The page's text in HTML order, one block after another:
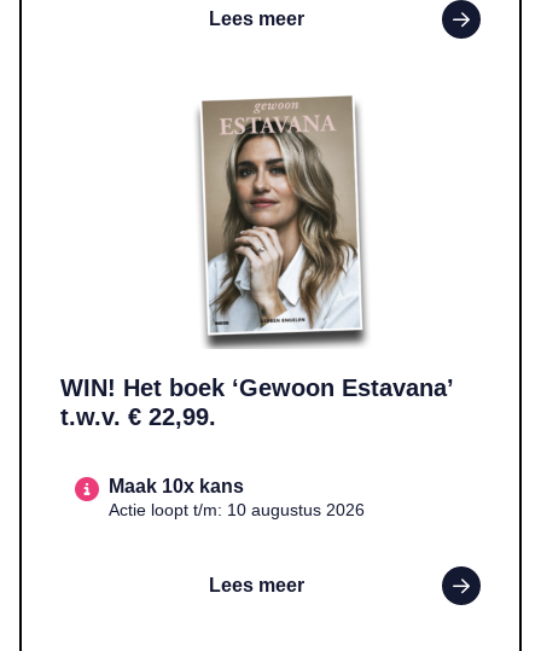
Lees meer
WIN! Het boek ‘Gewoon Estavana’
t.w.v. € 22,99.
Maak 10x kans
Actie loopt t/m: 10 augustus 2026
Lees meer